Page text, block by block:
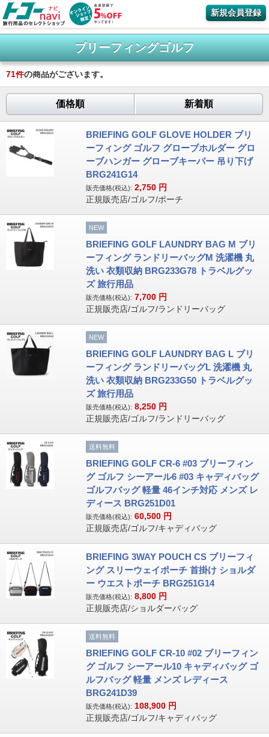
新規会員登録
ブリーフィングゴルフ
71件の商品がございます。
価格順 新着順
BRIEFING GOLF GLOVE HOLDER ブリ
ーフィング ゴルフ グローブホルダー グロ
ーブハンガー グローブキーパー 吊り下げ
BRG241G14
販売価格(税込): 2,750 円
正規販売店/ゴルフ/ポーチ
NEW
BRIEFING GOLF LAUNDRY BAG M ブリ
ーフィング ランドリーバッグM 洗濯機 丸
洗い 衣類収納 BRG233G78 トラベルグッ
ズ 旅行用品
販売価格(税込): 7,700 円
正規販売店/ゴルフ/ランドリーバッグ
NEW
BRIEFING GOLF LAUNDRY BAG L ブリ
ーフィング ランドリーバッグL 洗濯機 丸
洗い 衣類収納 BRG233G50 トラベルグッ
ズ 旅行用品
販売価格(税込): 8,250 円
正規販売店/ゴルフ/ランドリーバッグ
送料無料
BRIEFING GOLF CR-6 #03 ブリーフィン
グ ゴルフ シーアール6 #03 キャディバッグ
ゴルフバッグ 軽量 46インチ対応 メンズ レ
ディース BRG251D01
販売価格(税込): 60,500 円
正規販売店/ゴルフ/キャディバッグ
BRIEFING 3WAY POUCH CS ブリーフィ
ング スリーウェイポーチ 首掛け ショルダ
ー ウエストポーチ BRG251G14
販売価格(税込): 8,800 円
正規販売店/ショルダーバッグ
送料無料
BRIEFING GOLF CR-10 #02 ブリーフィン
グ ゴルフ シーアール10 キャディバッグ ゴ
ルフバッグ 軽量 メンズ レディース
BRG241D39
販売価格(税込): 108,900 円
正規販売店/ゴルフ/キャディバッグ